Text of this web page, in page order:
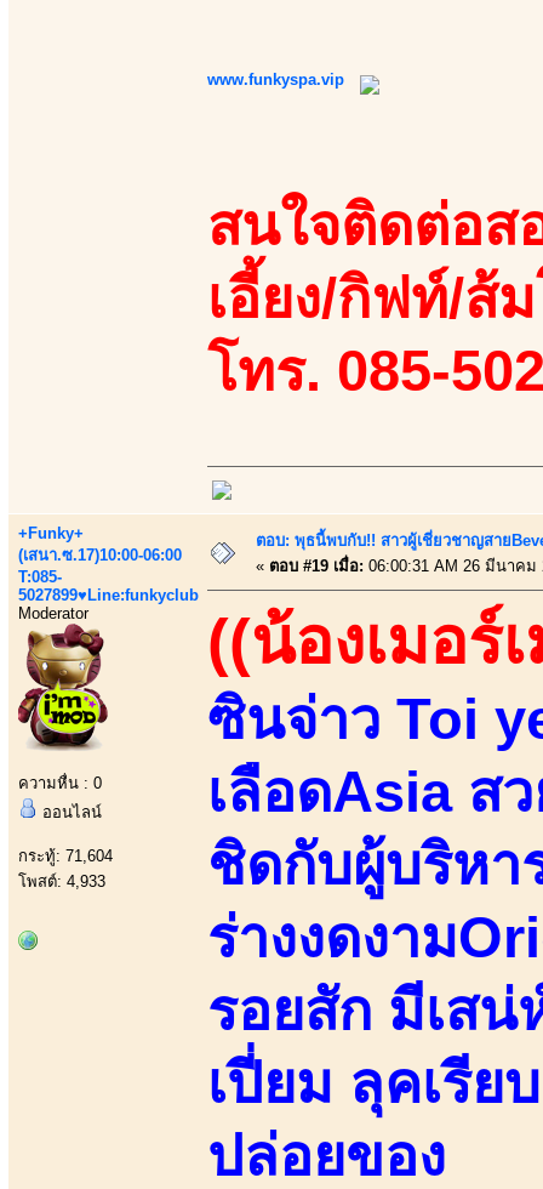
www.funkyspa.vip
สนใจติดต่อส
เอี้ยง/กิฟท์/ส้
โทร. 085-
+Funky+
(เสนา.ซ.17)10:00-06:00
T:085-
5027899♥Line:funkyclub
Moderator
ความหื่น : 0
ออนไลน์
กระทู้: 71,604
โพสต์: 4,933
ตอบ: พุธนี้พบกับ!! สาวผู้เชี่ยวชาญสาย
« ตอบ #19 เมื่อ: 06:00:31 AM 26 มีนาคม
((น้องเมอร์
ซินจ่าว Toi
เลือดAsia ส
ชิดกับผู้บริหา
ร่างงดงาม
รอยสัก มีเส
เปี่ยม ลุคเรี
ปล่อยของ